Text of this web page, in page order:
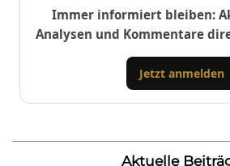
Immer informiert bleiben:
Analysen und Kommentare
Jetzt anmelden
Aktuelle